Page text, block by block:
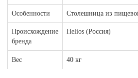
Особенности Столешница из
Происхождение
бренда
Helios (Россия)
Вес 40 кг